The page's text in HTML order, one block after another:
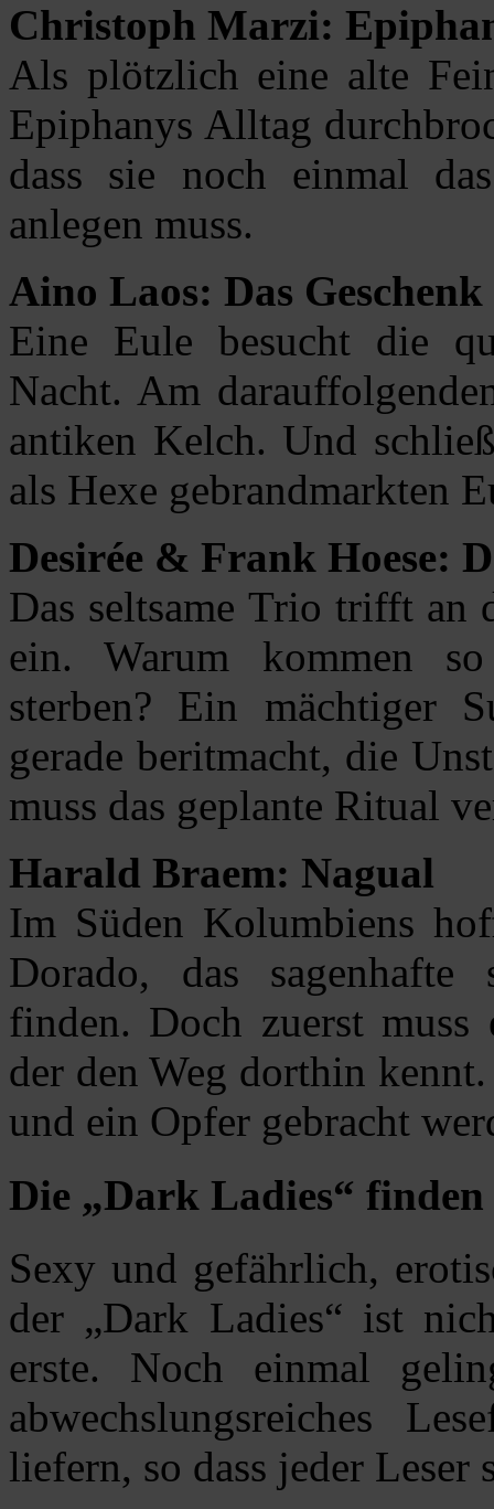
Christoph Marzi:
Als plötzlich eine alte
Epiphanys Alltag
dass sie noch einmal
anlegen muss.
Aino Laos: Das Geschenk
Eine Eule besucht die
Nacht. Am
antiken Kelch. Und
als Hexe gebrandmarkten
Desirée & Frank Hoese:
Das seltsame Trio trifft an
ein. Warum kommen
sterben? Ein mächtiger
gerade beritmacht, die
muss das geplante Ritual
Harald Braem: Nagual
Im Süden Kolumbiens
Dorado, das sagenhafte
finden. Doch zuerst muss
der den Weg dorthin
und ein Opfer gebracht
Die „Dark Ladies“
Sexy und gefährlich,
der „Dark Ladies“ ist
erste. Noch einmal
abwechslungsreiches
liefern, so dass jeder